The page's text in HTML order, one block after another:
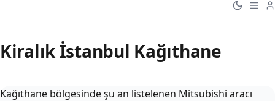
Kiralık İstanbul Kağıthane
Kağıthane bölgesinde şu an listelenen Mitsubishi aracı